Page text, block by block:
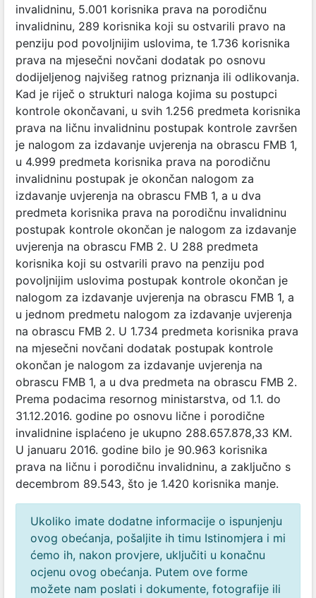
invalidninu, 5.001 korisnika prava na porodičnu
invalidninu, 289 korisnika koji su ostvarili pravo na
penziju pod povoljnijim uslovima, te 1.736 korisnika
prava na mjesečni novčani dodatak po osnovu
dodijeljenog najvišeg ratnog priznanja ili odlikovanja.
Kad je riječ o strukturi naloga kojima su postupci
kontrole okončavani, u svih 1.256 predmeta korisnika
prava na ličnu invalidninu postupak kontrole završen
je nalogom za izdavanje uvjerenja na obrascu FMB 1,
u 4.999 predmeta korisnika prava na porodičnu
invalidninu postupak je okončan nalogom za
izdavanje uvjerenja na obrascu FMB 1, a u dva
predmeta korisnika prava na porodičnu invalidninu
postupak kontrole okončan je nalogom za izdavanje
uvjerenja na obrascu FMB 2. U 288 predmeta
korisnika koji su ostvarili pravo na penziju pod
povoljnijim uslovima postupak kontrole okončan je
nalogom za izdavanje uvjerenja na obrascu FMB 1, a
u jednom predmetu nalogom za izdavanje uvjerenja
na obrascu FMB 2. U 1.734 predmeta korisnika prava
na mjesečni novčani dodatak postupak kontrole
okončan je nalogom za izdavanje uvjerenja na
obrascu FMB 1, a u dva predmeta na obrascu FMB 2.
Prema podacima resornog ministarstva, od 1.1. do
31.12.2016. godine po osnovu lične i porodične
invalidnine isplaćeno je ukupno 288.657.878,33 KM.
U januaru 2016. godine bilo je 90.963 korisnika
prava na ličnu i porodičnu invalidninu, a zaključno s
decembrom 89.543, što je 1.420 korisnika manje.
Ukoliko imate dodatne informacije o ispunjenju
ovog obećanja, pošaljite ih timu Istinomjera i mi
ćemo ih, nakon provjere, uključiti u konačnu
ocjenu ovog obećanja. Putem ove forme
možete nam poslati i dokumente, fotografije ili